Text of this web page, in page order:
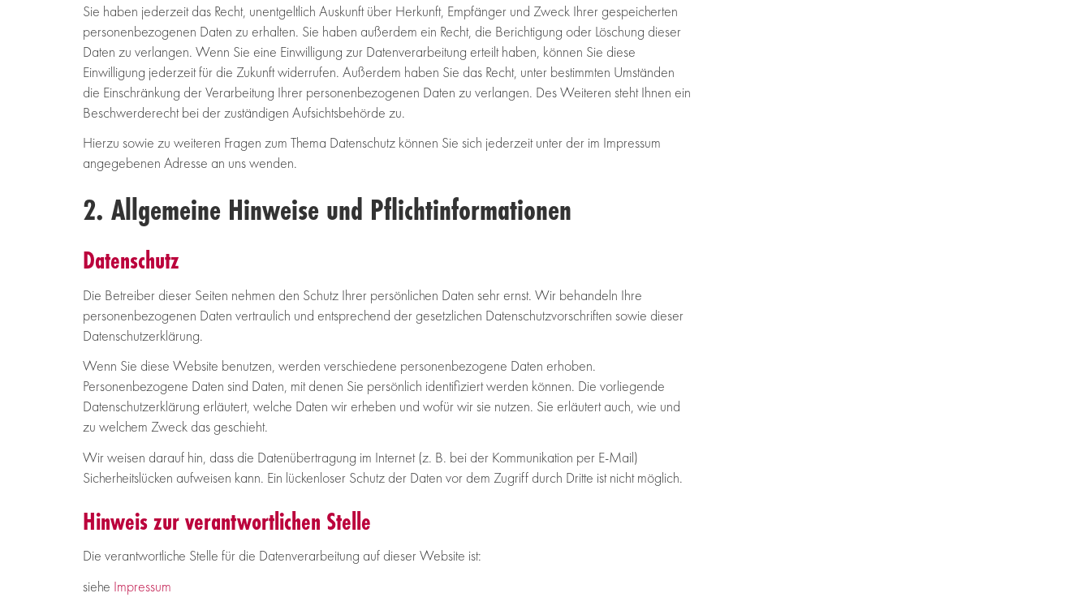
Sie haben jederzeit das Recht, unentgeltlich Auskunft über Herkunft, Empfänger und Zweck Ihrer gespeicherten
personenbezogenen Daten zu erhalten. Sie haben außerdem ein Recht, die Berichtigung oder Löschung dieser
Daten zu verlangen. Wenn Sie eine Einwilligung zur Datenverarbeitung erteilt haben, können Sie diese
Einwilligung jederzeit für die Zukunft widerrufen. Außerdem haben Sie das Recht, unter bestimmten Umständen
die Einschränkung der Verarbeitung Ihrer personenbezogenen Daten zu verlangen. Des Weiteren steht Ihnen ein
Beschwerderecht bei der zuständigen Aufsichtsbehörde zu.
Hierzu sowie zu weiteren Fragen zum Thema Datenschutz können Sie sich jederzeit unter der im Impressum
angegebenen Adresse an uns wenden.
2. Allgemeine Hinweise und Pflichtinformationen
Datenschutz
Die Betreiber dieser Seiten nehmen den Schutz Ihrer persönlichen Daten sehr ernst. Wir behandeln Ihre
personenbezogenen Daten vertraulich und entsprechend der gesetzlichen Datenschutzvorschriften sowie dieser
Datenschutzerklärung.
Wenn Sie diese Website benutzen, werden verschiedene personenbezogene Daten erhoben.
Personenbezogene Daten sind Daten, mit denen Sie persönlich identifiziert werden können. Die vorliegende
Datenschutzerklärung erläutert, welche Daten wir erheben und wofür wir sie nutzen. Sie erläutert auch, wie und
zu welchem Zweck das geschieht.
Wir weisen darauf hin, dass die Datenübertragung im Internet (z. B. bei der Kommunikation per E-Mail)
Sicherheitslücken aufweisen kann. Ein lückenloser Schutz der Daten vor dem Zugriff durch Dritte ist nicht möglich.
Hinweis zur verantwortlichen Stelle
Die verantwortliche Stelle für die Datenverarbeitung auf dieser Website ist:
siehe Impressum